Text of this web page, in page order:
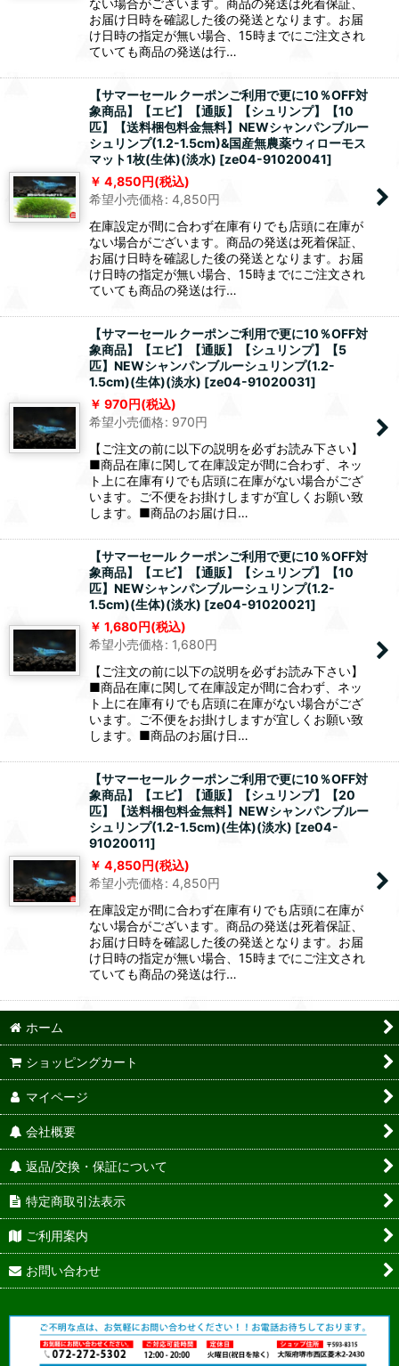
ない場合がございます。商品の発送は死着保証、
お届け日時を確認した後の発送となります。お届
け日時の指定が無い場合、15時までにご注文され
ていても商品の発送は行…
【サマーセール クーポンご利用で更に10％OFF対
象商品】【エビ】【通販】【シュリンプ】【10
匹】【送料梱包料金無料】NEWシャンパンブルー
シュリンプ(1.2-1.5cm)&国産無農薬ウィローモス
マット1枚(生体)(淡水) [ze04-91020041]
4,850円(税込)
希望小売価格: 4,850円
在庫設定が間に合わず在庫有りでも店頭に在庫が
ない場合がございます。商品の発送は死着保証、
お届け日時を確認した後の発送となります。お届
け日時の指定が無い場合、15時までにご注文され
ていても商品の発送は行…
【サマーセール クーポンご利用で更に10％OFF対
象商品】【エビ】【通販】【シュリンプ】【5
匹】NEWシャンパンブルーシュリンプ(1.2-
1.5cm)(生体)(淡水) [ze04-91020031]
970円(税込)
希望小売価格: 970円
【ご注文の前に以下の説明を必ずお読み下さい】
■商品在庫に関して在庫設定が間に合わず、ネッ
ト上に在庫有りでも店頭に在庫がない場合がござ
います。ご不便をお掛けしますが宜しくお願い致
します。■商品のお届け日…
【サマーセール クーポンご利用で更に10％OFF対
象商品】【エビ】【通販】【シュリンプ】【10
匹】NEWシャンパンブルーシュリンプ(1.2-
1.5cm)(生体)(淡水) [ze04-91020021]
1,680円(税込)
希望小売価格: 1,680円
【ご注文の前に以下の説明を必ずお読み下さい】
■商品在庫に関して在庫設定が間に合わず、ネッ
ト上に在庫有りでも店頭に在庫がない場合がござ
います。ご不便をお掛けしますが宜しくお願い致
します。■商品のお届け日…
【サマーセール クーポンご利用で更に10％OFF対
象商品】【エビ】【通販】【シュリンプ】【20
匹】【送料梱包料金無料】NEWシャンパンブルー
シュリンプ(1.2-1.5cm)(生体)(淡水) [ze04-
91020011]
4,850円(税込)
希望小売価格: 4,850円
在庫設定が間に合わず在庫有りでも店頭に在庫が
ない場合がございます。商品の発送は死着保証、
お届け日時を確認した後の発送となります。お届
け日時の指定が無い場合、15時までにご注文され
ていても商品の発送は行…
ホーム
ショッピングカート
マイページ
会社概要
返品/交換・保証について
特定商取引法表示
ご利用案内
お問い合わせ